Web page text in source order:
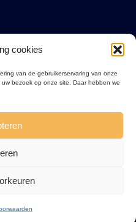
cookies
van de gebruikerservaring van onze
bezoek op onze site. Daar hebben we